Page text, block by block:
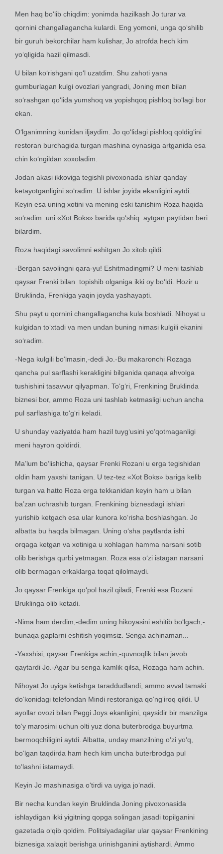
Men haq bo‘lib chiqdim: yonimda hazilkash Jo turar va
qornini changallagancha kulardi. Eng yomoni, unga qo‘shilib
bir guruh bekorchilar ham kulishar, Jo atrofda hech kim
yo‘qligida hazil qilmasdi.
U bilan ko‘rishgani qo‘l uzatdim. Shu zahoti yana
gumburlagan kulgi ovozlari yangradi, Joning men bilan
so‘rashgan qo‘lida yumshoq va yopishqoq pishloq bo‘lagi bor
ekan.
O‘lganimning kunidan iljaydim. Jo qo‘lidagi pishloq qoldig‘ini
restoran burchagida turgan mashina oynasiga artganida esa
chin ko‘ngildan xoxoladim.
Jodan akasi ikkoviga tegishli pivoxonada ishlar qanday
ketayotganligini so‘radim. U ishlar joyida ekanligini aytdi.
Keyin esa uning xotini va mening eski tanishim Roza haqida
so‘radim: uni «Xot Boks» barida qo‘shiq aytgan paytidan beri
bilardim.
Roza haqidagi savolimni eshitgan Jo xitob qildi:
-Bergan savolingni qara-yu! Eshitmadingmi? U meni tashlab
qaysar Frenki bilan topishib olganiga ikki oy bo‘ldi. Hozir u
Bruklinda, Frenkiga yaqin joyda yashayapti.
Shu payt u qornini changallagancha kula boshladi. Nihoyat u
kulgidan to‘xtadi va men undan buning nimasi kulgili ekanini
so‘radim.
-Nega kulgili bo‘lmasin,-dedi Jo.-Bu makaronchi Rozaga
qancha pul sarflashi kerakligini bilganida qanaqa ahvolga
tushishini tasavvur qilyapman. To‘g‘ri, Frenkining Bruklinda
biznesi bor, ammo Roza uni tashlab ketmasligi uchun ancha
pul sarflashiga to‘g‘ri keladi.
U shunday vaziyatda ham hazil tuyg‘usini yo‘qotmaganligi
meni hayron qoldirdi.
Ma’lum bo‘lishicha, qaysar Frenki Rozani u erga tegishidan
oldin ham yaxshi tanigan. U tez-tez «Xot Boks» bariga kelib
turgan va hatto Roza erga tekkanidan keyin ham u bilan
ba’zan uchrashib turgan. Frenkining biznesdagi ishlari
yurishib ketgach esa ular kunora ko‘risha boshlashgan. Jo
albatta bu haqda bilmagan. Uning o‘sha paytlarda ishi
orqaga ketgan va xotiniga u xohlagan hamma narsani sotib
olib berishga qurbi yetmagan. Roza esa o‘zi istagan narsani
olib bermagan erkaklarga toqat qilolmaydi.
Jo qaysar Frenkiga qo‘pol hazil qiladi, Frenki esa Rozani
Bruklinga olib ketadi.
-Nima ham derdim,-dedim uning hikoyasini eshitib bo‘lgach,-
bunaqa gaplarni eshitish yoqimsiz. Senga achinaman...
-Yaxshisi, qaysar Frenkiga achin,-quvnoqlik bilan javob
qaytardi Jo.-Agar bu senga kamlik qilsa, Rozaga ham achin.
Nihoyat Jo uyiga ketishga taraddudlandi, ammo avval tamaki
do‘konidagi telefondan Mindi restoraniga qo‘ng‘iroq qildi. U
ayollar ovozi bilan Peggi Joys ekanligini, qaysidir bir manzilga
to‘y marosimi uchun olti yuz dona buterbrodga buyurtma
bermoqchiligini aytdi. Albatta, unday manzilning o‘zi yo‘q,
bo‘lgan taqdirda ham hech kim uncha buterbrodga pul
to‘lashni istamaydi.
Keyin Jo mashinasiga o‘tirdi va uyiga jo‘nadi.
Bir necha kundan keyin Bruklinda Joning pivoxonasida
ishlaydigan ikki yigitning qopga solingan jasadi topilganini
gazetada o‘qib qoldim. Politsiyadagilar ular qaysar Frenkining
biznesiga xalaqit berishga urinishganini aytishardi. Ammo